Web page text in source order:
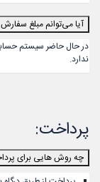
آیا می‌‏توانم مبلغ
در حال حاضر سیستم
ندارد.
پرداخت:
چه روش هایی برای